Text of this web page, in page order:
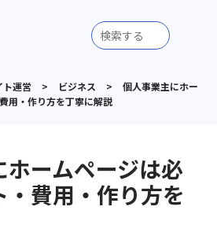
ト運営 > ビジネス >
個人事業主にホー
用・作り方を丁寧に解説
ームページは必
費用・作り方を